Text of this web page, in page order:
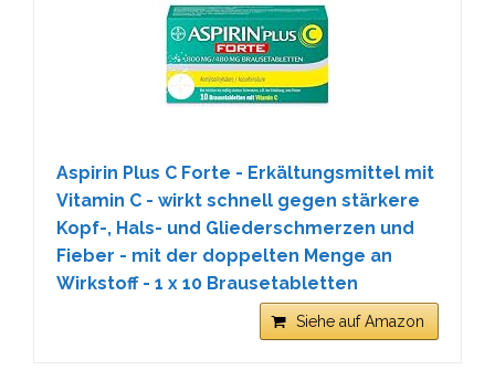
Aspirin Plus C Forte - Erkältungsmittel mit
Vitamin C - wirkt schnell gegen stärkere
Kopf-, Hals- und Gliederschmerzen und
Fieber - mit der doppelten Menge an
Wirkstoff - 1 x 10 Brausetabletten
Siehe auf Amazon